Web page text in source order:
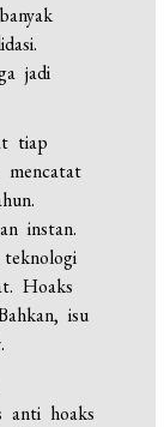
jadi
tiap
mencatat
instan.
Hoaks
isu
anti hoaks